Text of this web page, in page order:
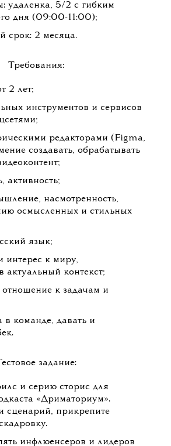
удаленка, 5/2 с гибким
дня (09:00-11:00);
срок: 2 месяца.
Требования:
2 лет;
инструментов и сервисов
редакторами (Figma,
создавать, обрабатывать
активность;
насмотренность,
осмысленных и стильных
язык;
интерес к миру,
актуальный контекст;
отношение к задачам и
в команде, давать и
задание:
и серию сторис для
«Дриматориум».
сценарий, прикрепите
инфлюенсеров и лидеров